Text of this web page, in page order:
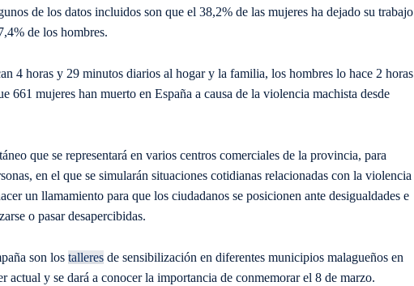
de los datos incluidos son que el 38,2% de las mujeres ha dejado su trabajo
de los hombres.
4 horas y 29 minutos diarios al hogar y la familia, los hombres lo hace 2 horas
661 mujeres han muerto en España a causa de la violencia machista desde
que se representará en varios centros comerciales de la provincia, para
en el que se simularán situaciones cotidianas relacionadas con la violencia
un llamamiento para que los ciudadanos se posicionen ante desigualdades e
o pasar desapercibidas.
son los talleres de sensibilización en diferentes municipios malagueños en
actual y se dará a conocer la importancia de conmemorar el 8 de marzo.